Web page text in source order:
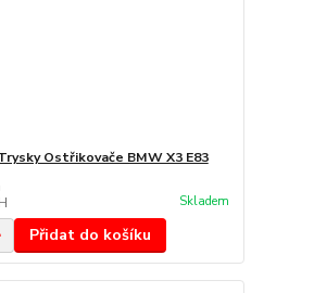
Ostřikovače BMW X3 E83
Skladem
Přidat do košíku